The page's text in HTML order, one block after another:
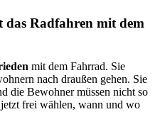
das Radfahren mit dem
mit dem Fahrrad. Sie
nach draußen gehen. Sie
die Bewohner müssen nicht so
frei wählen, wann und wo